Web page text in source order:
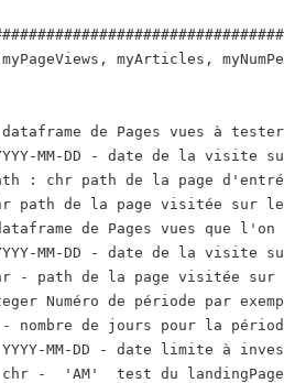
myArticles,
de Pages vues à
MM-DD - date de la visite
: chr path de la page
path de la page visitée sur
de Pages vues que
MM-DD - date de la visite
- path de la page visitée
Numéro de période par
nombre de jours pour la
MM-DD - date limite à
-  'AM'  test du